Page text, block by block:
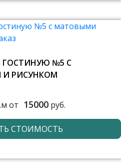
ГОСТИНУЮ №5 С
РИСУНКОМ
от 15000руб.
СТОИМОСТЬ